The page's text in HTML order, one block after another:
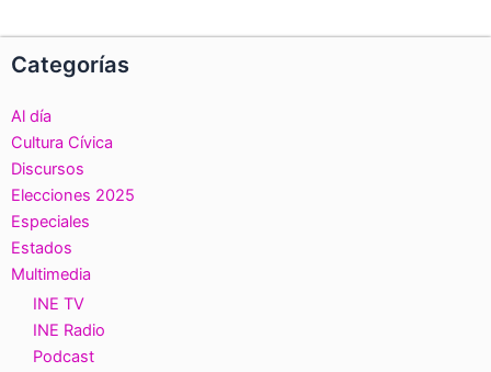
Categorías
Al día
Cultura Cívica
Discursos
Elecciones 2025
Especiales
Estados
Multimedia
INE TV
INE Radio
Podcast